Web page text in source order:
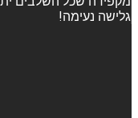
גלישה נעימה!